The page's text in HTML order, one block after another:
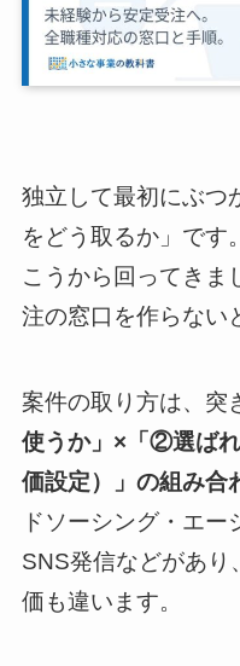
独立して最初にぶつ
をどう取るか」です
こうから回ってきま
注の窓口を作らない
案件の取り方は、突
使うか」×「②選ば
価設定）」の組み合
ドソーシング・エー
SNS発信などがあり
価も違います。